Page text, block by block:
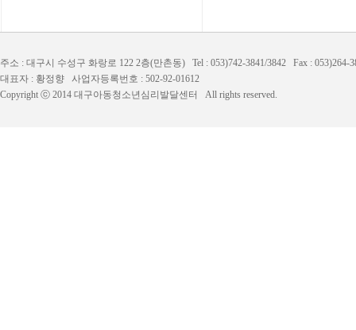
주소 : 대구시 수성구 화랑로 122 2층(만촌동) Tel : 053)742-3841/3842 Fax :
대표자 : 황정향 사업자등록번호 : 502-92-01612
Copyright ⓒ 2014 대구아동청소년심리발달센터 All rights reserved.